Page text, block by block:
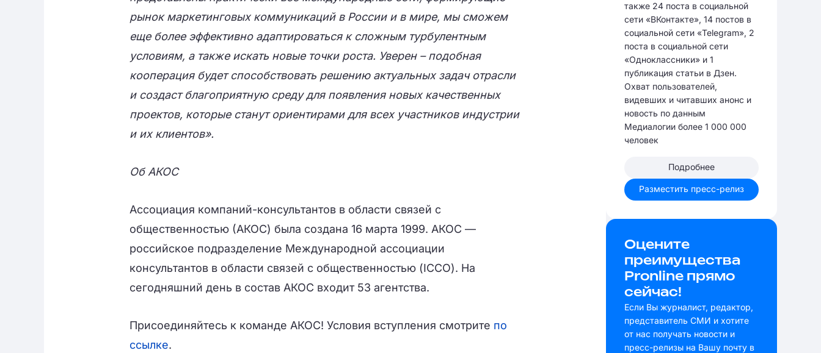
рынок маркетинговых коммуникаций в России и в мире, мы сможем
еще более эффективно адаптироваться к сложным турбулентным
условиям, а также искать новые точки роста. Уверен – подобная
кооперация будет способствовать решению актуальных задач отрасли
и создаст благоприятную среду для появления новых качественных
проектов, которые станут ориентирами для всех участников индустрии
и их клиентов».
Об АКОС
Ассоциация компаний-консультантов в области связей с
общественностью (АКОС) была создана 16 марта 1999. АКОС —
российское подразделение Международной ассоциации
консультантов в области связей с общественностью (ICCO). На
сегодняшний день в состав АКОС входит 53 агентства.
Присоединяйтесь к команде АКОС! Условия вступления смотрите по
ссылке.
также 24 поста в социальной
сети «ВКонтакте», 14 постов в
социальной сети «Telegram», 2
поста в социальной сети
«Одноклассники» и 1
публикация статьи в Дзен.
Охват пользователей,
видевших и читавших анонс и
новость по данным
Медиалогии более 1 000 000
человек
Подробнее
Разместить пресс-релиз
Оцените
преимущества
Pronline прямо
сейчас!
Если Вы журналист, редактор,
представитель СМИ и хотите
от нас получать новости и
пресс-релизы на Вашу почту в